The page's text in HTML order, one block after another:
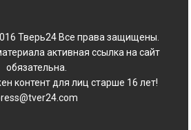
Тверь24 Все права защищены.
активная ссылка на сайт
обязательна.
контент для лиц старше 16 лет!